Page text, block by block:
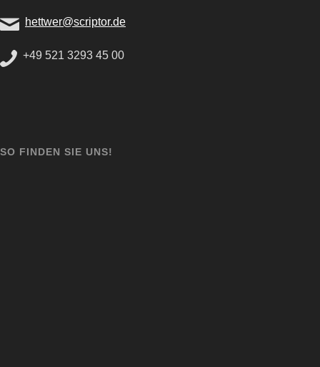
hettwer@scriptor.de
+49 521 3293 45 00
SO FINDEN SIE UNS!